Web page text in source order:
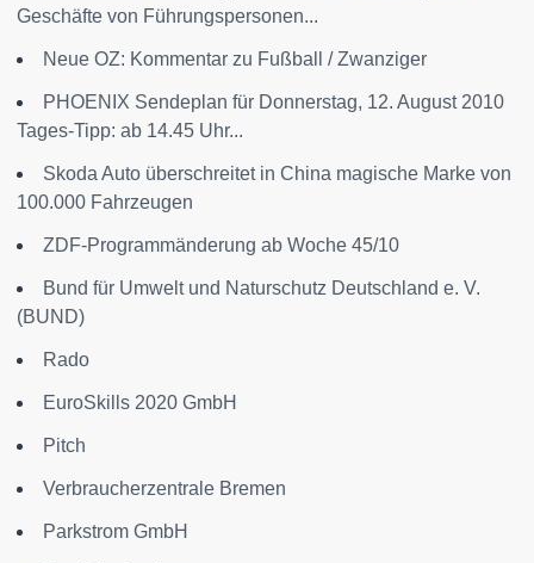
Geschäfte von Führungspersonen...
Neue OZ: Kommentar zu Fußball / Zwanziger
PHOENIX Sendeplan für Donnerstag, 12. August 2010
Tages-Tipp: ab 14.45 Uhr...
Skoda Auto überschreitet in China magische Marke von
100.000 Fahrzeugen
ZDF-Programmänderung ab Woche 45/10
Bund für Umwelt und Naturschutz Deutschland e. V.
(BUND)
Rado
EuroSkills 2020 GmbH
Pitch
Verbraucherzentrale Bremen
Parkstrom GmbH